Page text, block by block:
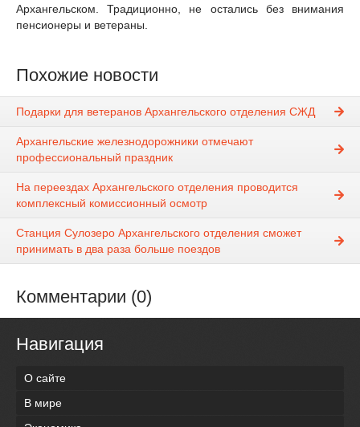
Архангельском. Традиционно, не остались без внимания
пенсионеры и ветераны.
Похожие новости
Подарки для ветеранов Архангельского отделения СЖД
Архангельские железнодорожники отмечают
профессиональный праздник
На переездах Архангельского отделения проводится
комплексный комиссионный осмотр
Станция Сулозеро Архангельского отделения сможет
принимать в два раза больше поездов
Комментарии (0)
Навигация
О сайте
В мире